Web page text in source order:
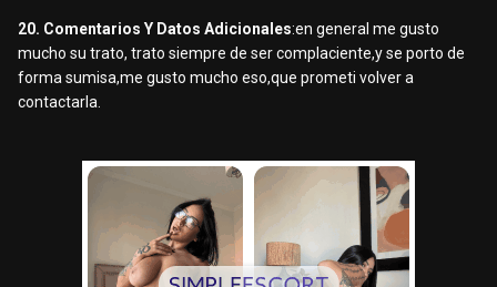
20. Comentarios Y Datos Adicionales:en general me gusto
mucho su trato, trato siempre de ser complaciente,y se porto de
forma sumisa,me gusto mucho eso,que prometi volver a
contactarla.